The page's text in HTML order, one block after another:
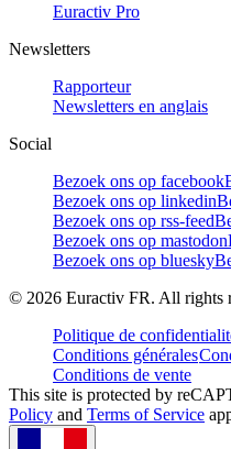
Euractiv Pro
Newsletters
Rapporteur
Newsletters en anglais
Social
Bezoek ons op facebook
Bezoek ons op linkedin
Bezoek ons op rss-feed
Bezoek ons op mastodon
Bezoek ons op bluesky
© 2026 Euractiv FR. All rights
Politique de
Conditions générales
Conditions de vente
This site is protected by
Policy and Terms of Service